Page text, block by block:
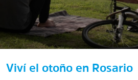
Viví el otoño en Rosario